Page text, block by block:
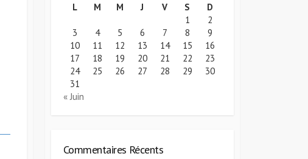
L
M M J V S
D
1
2
3
4 5 6 7 8
9
10
11 12 13 14 15
16
17
18 19 20 21 22
23
24
25 26 27 28 29
30
31
« Juin
Commentaires Récents